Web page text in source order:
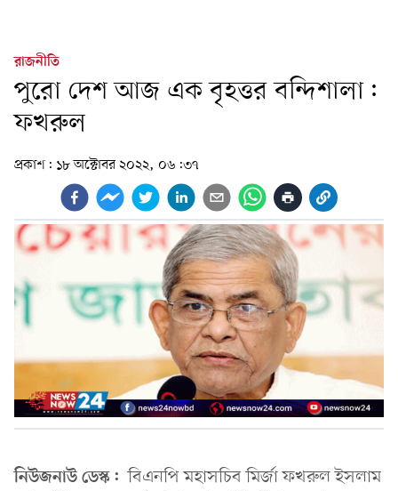
রাজনীতি
পুরো দেশ আজ এক বৃহত্তর বন্দিশালা:
ফখরুল
প্রকাশ: ১৮ অক্টোবর ২০২২, ০৬:৩৭
নিউজনাউ ডেস্ক: বিএনপি মহাসচিব মির্জা ফখরুল ইসলাম